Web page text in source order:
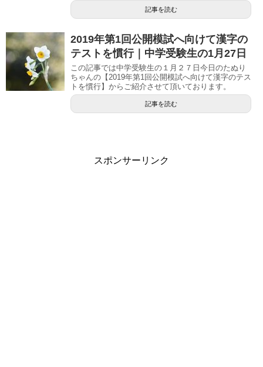
記事を読む
2019年第1回公開模試へ向けて漢字の
テストを慣行｜中学受験生の1月27日
この記事では中学受験生の１月２７日今日のたぬり
ちゃんの【2019年第1回公開模試へ向けて漢字のテス
トを慣行】からご紹介させて頂いております。
記事を読む
スポンサーリンク